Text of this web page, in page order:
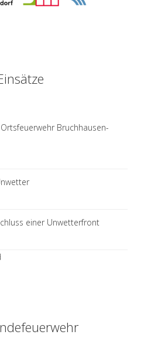
Bruchhausen-
einer Unwetterfront